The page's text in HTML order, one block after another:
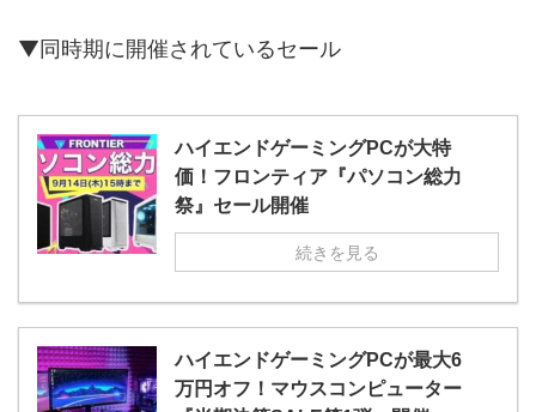
▼同時期に開催されているセール
ハイエンドゲーミングPCが大特
価！フロンティア『パソコン総力
祭』セール開催
続きを見る
ハイエンドゲーミングPCが最大6
万円オフ！マウスコンピューター